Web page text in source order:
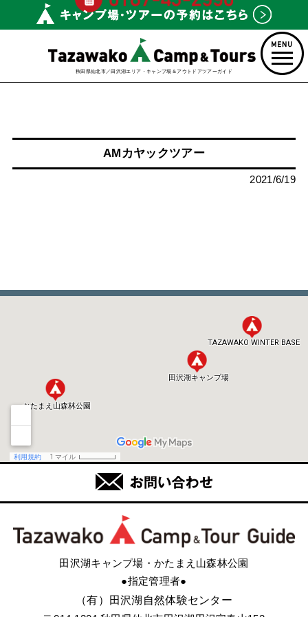
秋田県仙北市／田沢湖エリア・キャンプ場＆アウトドアツアーガイド
AMカヤックツアー
2021/6/19
田沢湖キャンプ場・かたまえ山森林公園
●指定管理者●
（有）田沢湖自然体験センター